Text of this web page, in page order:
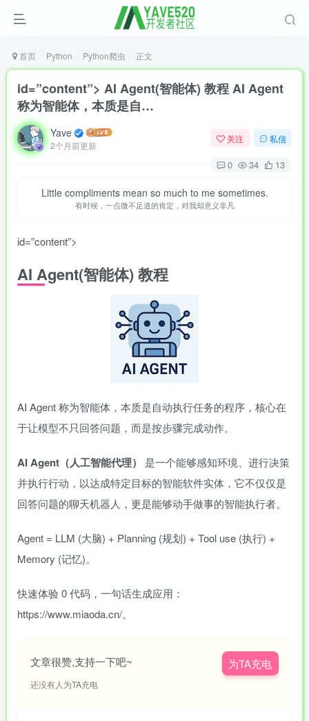
首页 Python Python爬虫 正文
id=”content”> AI Agent(智能体) 教程 AI Agent
称为智能体，本质是自…
Yave
2个月前更新
关注 私信
0 34 13
Little compliments mean so much to me sometimes.
有时候，一点微不足道的肯定，对我却意义非凡
id=”content”>
AI Agent(智能体) 教程
AI Agent 称为智能体，本质是自动执行任务的程序，核心在
于让模型不只回答问题，而是按步骤完成动作。
AI Agent（人工智能代理）
是一个能够感知环境、进行决策
并执行行动，以达成特定目标的智能软件实体，它不仅仅是
回答问题的聊天机器人，更是能够动手做事的智能执行者。
Agent = LLM (大脑) + Planning (规划) + Tool use (执行) +
Memory (记忆)。
快速体验 0 代码，一句话生成应用：
https://www.miaoda.cn/。
文章很赞,支持一下吧~
还没有人为TA充电
为TA充电